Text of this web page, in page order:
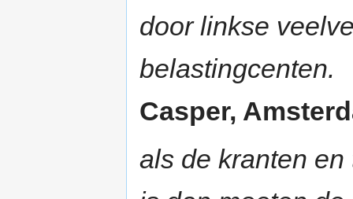
door linkse
belastingcenten.
Casper,
als de kranten